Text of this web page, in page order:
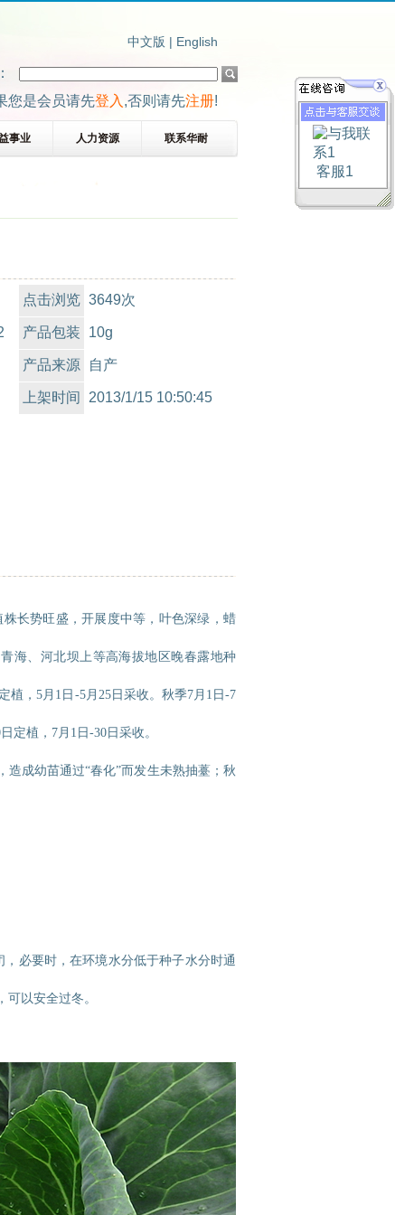
中文版 | English
您是会员请先登入 ,否则请先注册!
事业 人力资源 联系华耐
点击浏览 3649次
产品包装 10g
产品来源 自产
上架时间 2013/1/15 10:50:45
长势旺盛，开展度中等，叶色深绿，蜡
海、河北坝上等高海拔地区晚春露地种
植，5月1日-5月25日采收。秋季7月1日-7
定植，7月1日-30日采收。
成幼苗通过“春化”而发生未熟抽薹；秋
必要时，在环境水分低于种子水分时通
以安全过冬。
客服1